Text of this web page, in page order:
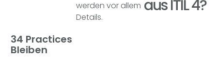
werden vor allem
Details.
aus ITIL 4?
34 Practices
Bleiben